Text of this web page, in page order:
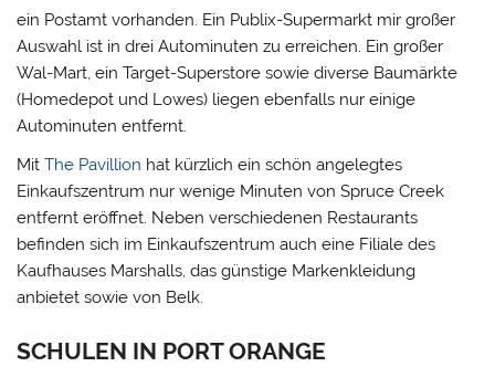
ein Postamt vorhanden. Ein Publix-Supermarkt mir großer
Auswahl ist in drei Autominuten zu erreichen. Ein großer
Wal-Mart, ein Target-Superstore sowie diverse Baumärkte
(Homedepot und Lowes) liegen ebenfalls nur einige
Autominuten entfernt.
MitThe Pavillion hat kürzlich ein schön angelegtes
Einkaufszentrum nur wenige Minuten von Spruce Creek
entfernt eröffnet. Neben verschiedenen Restaurants
befinden sich im Einkaufszentrum auch eine Filiale des
Kaufhauses Marshalls, das günstige Markenkleidung
anbietet sowie von Belk.
SCHULEN IN PORT ORANGE